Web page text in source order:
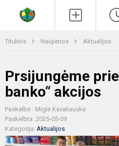
Titulinis Naujienos Aktualijos
Prsijungėme
banko“ akcijos
Paskelbė : Miglė Kavaliauskė
Paskelbta: 2025-05-09
Kategorija: Aktualijos